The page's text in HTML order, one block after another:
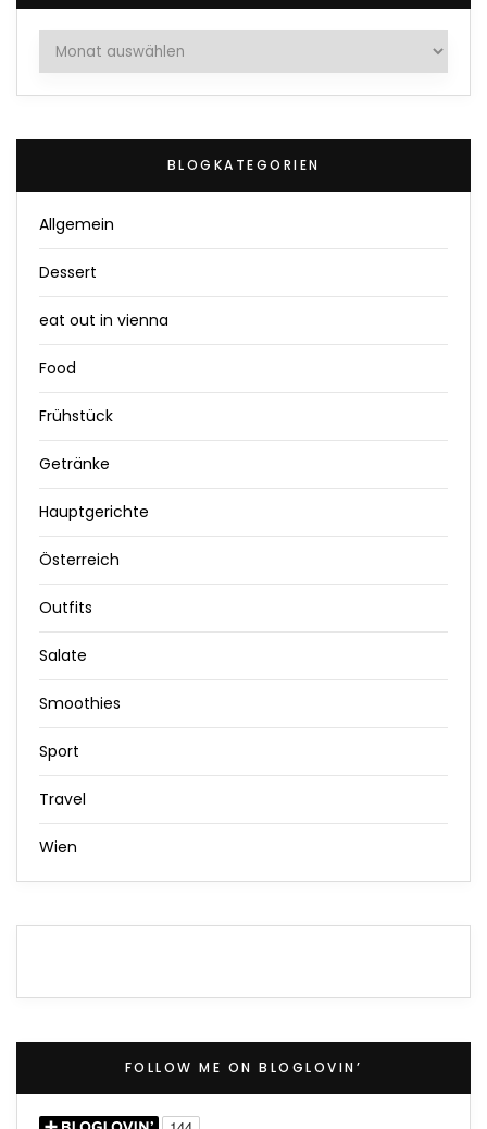
Archiv
BLOGKATEGORIEN
Allgemein
Dessert
eat out in vienna
Food
Frühstück
Getränke
Hauptgerichte
Österreich
Outfits
Salate
Smoothies
Sport
Travel
Wien
FOLLOW ME ON BLOGLOVIN’